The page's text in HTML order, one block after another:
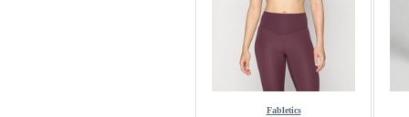
Fabletics